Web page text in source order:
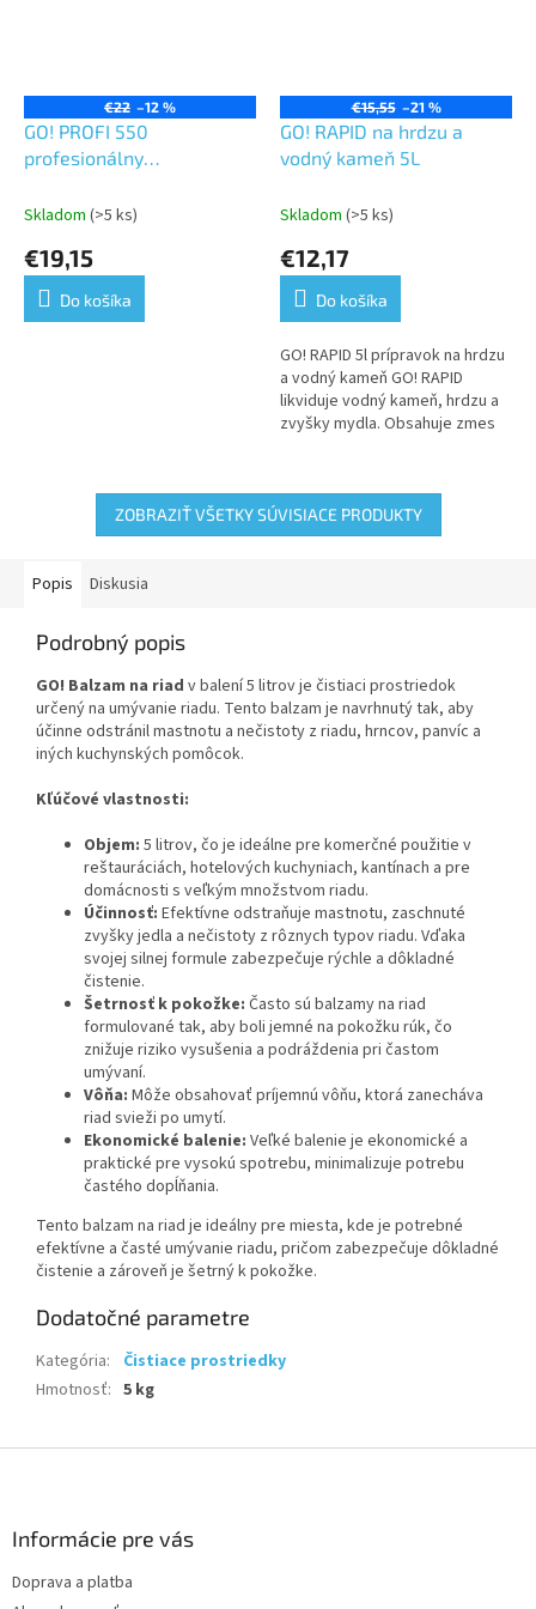
€22 –12 %
GO! PROFI 550
profesionálny
Skladom (>5 ks)
€19,15
Do košíka
€15,55 –21 %
GO! RAPID na hrdzu a
vodný kameň 5L
Skladom (>5 ks)
€12,17
Do košíka
GO! RAPID 5l prípravok na hrdzu
a vodný kameň GO! RAPID
likviduje vodný kameň, hrdzu a
zvyšky mydla. Obsahuje zmes
ZOBRAZIŤ VŠETKY SÚVISIACE PRODUKTY
Popis Diskusia
Podrobný popis
GO! Balzam na riad v balení 5 litrov je čistiaci prostriedok
určený na umývanie riadu. Tento balzam je navrhnutý tak, aby
účinne odstránil mastnotu a nečistoty z riadu, hrncov, panvíc a
iných kuchynských pomôcok.
Kľúčové vlastnosti:
Objem: 5 litrov, čo je ideálne pre komerčné použitie v
reštauráciách, hotelových kuchyniach, kantínach a pre
domácnosti s veľkým množstvom riadu.
Účinnosť: Efektívne odstraňuje mastnotu, zaschnuté
zvyšky jedla a nečistoty z rôznych typov riadu. Vďaka
svojej silnej formule zabezpečuje rýchle a dôkladné
čistenie.
Šetrnosť k pokožke: Často sú balzamy na riad
formulované tak, aby boli jemné na pokožku rúk, čo
znižuje riziko vysušenia a podráždenia pri častom
umývaní.
Vôňa: Môže obsahovať príjemnú vôňu, ktorá zanecháva
riad svieži po umytí.
Ekonomické balenie: Veľké balenie je ekonomické a
praktické pre vysokú spotrebu, minimalizuje potrebu
častého dopĺňania.
Tento balzam na riad je ideálny pre miesta, kde je potrebné
efektívne a časté umývanie riadu, pričom zabezpečuje dôkladné
čistenie a zároveň je šetrný k pokožke.
Dodatočné parametre
Kategória:
Čistiace prostriedky
Hmotnosť: 5 kg
Informácie pre vás
Doprava a platba